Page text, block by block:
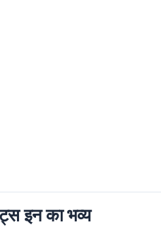
इन का भव्य